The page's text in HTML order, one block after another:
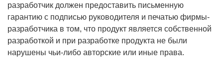
разработчик должен предоставить письменную
гарантию с подписью руководителя и печатью фирмы-
разработчика в том, что продукт является собственной
разработкой и при разработке продукта не были
нарушены чьи-либо авторские или иные права.